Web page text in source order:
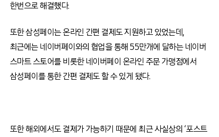
한번으로 해결했다.
또한 삼성페이는 온라인 간편 결제도 지원하고 있었는데,
최근에는 네이버페이와의 협업을 통해 55만개에 달하는 네이버
스마트 스토어를 비롯한 네이버페이 온라인 주문 가맹점에서
삼성페이를 통한 간편 결제도 할 수 있게 됐다.
또한 해외에서도 결제가 가능하기 때문에 최근 사실상의 ‘포스트